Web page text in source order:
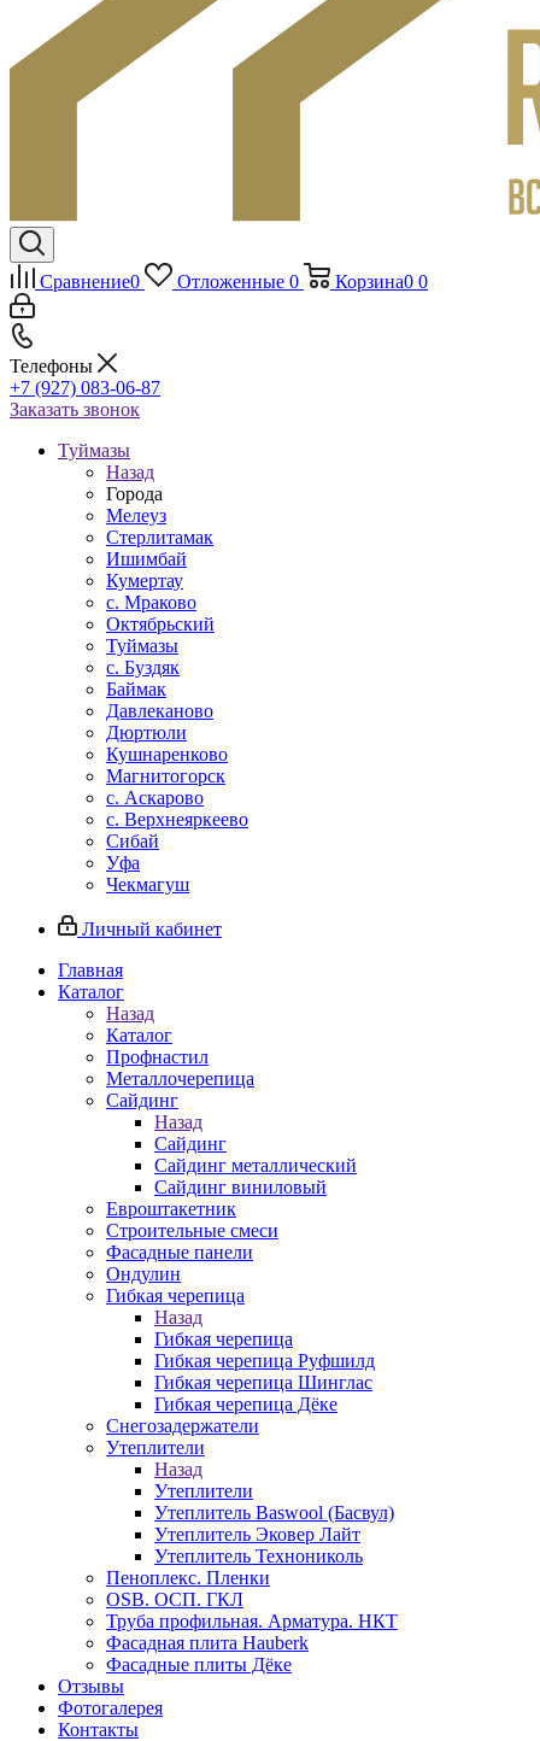
Сравнение0 Отложенные 0 Корзина0 0
Телефоны
+7 (927) 083-06-87
Заказать звонок
Туймазы
Назад
Города
Мелеуз
Стерлитамак
Ишимбай
Кумертау
c. Мраково
Октябрьский
Туймазы
c. Буздяк
Баймак
Давлеканово
Дюртюли
Кушнаренково
Магнитогорск
с. Аскарово
с. Верхнеяркеево
Сибай
Уфа
Чекмагуш
Личный кабинет
Главная
Каталог
Назад
Каталог
Профнастил
Металлочерепица
Сайдинг
Назад
Сайдинг
Сайдинг металлический
Сайдинг виниловый
Евроштакетник
Строительные смеси
Фасадные панели
Ондулин
Гибкая черепица
Назад
Гибкая черепица
Гибкая черепица Руфшилд
Гибкая черепица Шинглас
Гибкая черепица Дёке
Снегозадержатели
Утеплители
Назад
Утеплители
Утеплитель Baswool (Басвул)
Утеплитель Эковер Лайт
Утеплитель Технониколь
Пеноплекс. Пленки
OSB. ОСП. ГКЛ
Труба профильная. Арматура. НКТ
Фасадная плита Hauberk
Фасадные плиты Дёке
Отзывы
Фотогалерея
Контакты